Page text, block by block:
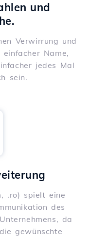
und
Verwirrung und
Name,
jedes Mal
sein.
.ro) spielt eine
des
da
gewünschte